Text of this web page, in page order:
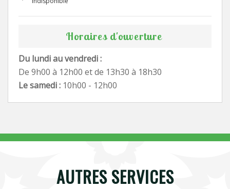
Horaires d'ouverture
Du lundi au vendredi :
De 9h00 à 12h00 et de 13h30 à 18h30
Le samedi : 10h00 - 12h00
AUTRES SERVICES